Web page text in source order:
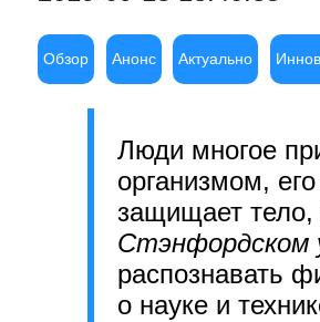
Обзор Анонс Актуально
Люди многое
организмом,
защищает тело,
Стэнфордском
распознавать
о науке и